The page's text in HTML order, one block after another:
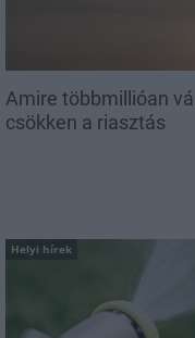
Amire többmillióan
csökken a riasztás
Helyi hírek